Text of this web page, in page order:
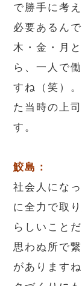
で勝手に考
必要あるん
木・金・月
ら、一人で
すね（笑）
た当時の上
す。
鮫島：
社会人にな
に全力で取
らしいこと
思わぬ所で
があります